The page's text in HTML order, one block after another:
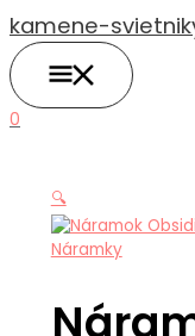
na
obsah
kamene-
0
🔍
Náramky